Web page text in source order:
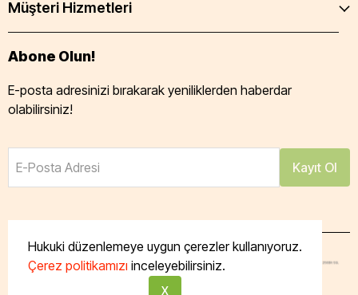
Hukuki düzenlemeye uygun çerezler kullanıyoruz.
Çerez politikamızı inceleyebilirsiniz.
X
Müşteri Hizmetleri
Abone Olun!
E-posta adresinizi bırakarak yeniliklerden haberdar
olabilirsiniz!
E-Posta Adresi Kayıt Ol
Tüm hakları saklıdır. Powered by Taze Mutfak